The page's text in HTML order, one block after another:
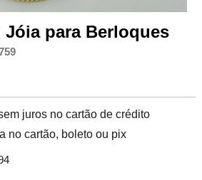
Jóia para Berloques
juros no cartão de crédito
no cartão, boleto ou pix